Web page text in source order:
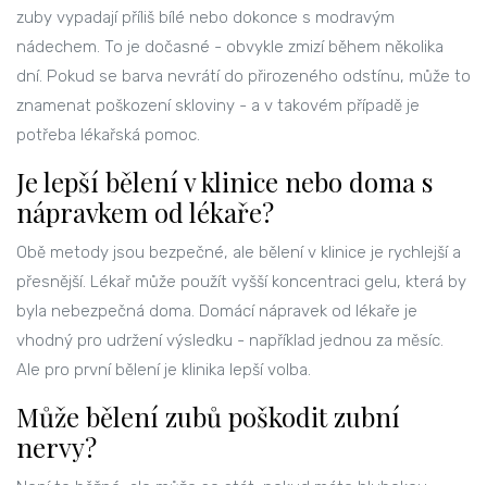
zuby vypadají příliš bílé nebo dokonce s modravým
nádechem. To je dočasné - obvykle zmizí během několika
dní. Pokud se barva nevrátí do přirozeného odstínu, může to
znamenat poškození skloviny - a v takovém případě je
potřeba lékařská pomoc.
Je lepší bělení v klinice nebo doma s
nápravkem od lékaře?
Obě metody jsou bezpečné, ale bělení v klinice je rychlejší a
přesnější. Lékař může použít vyšší koncentraci gelu, která by
byla nebezpečná doma. Domácí nápravek od lékaře je
vhodný pro udržení výsledku - například jednou za měsíc.
Ale pro první bělení je klinika lepší volba.
Může bělení zubů poškodit zubní
nervy?